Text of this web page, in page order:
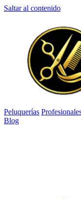
Saltar al contenido
Peluquerías
Blog